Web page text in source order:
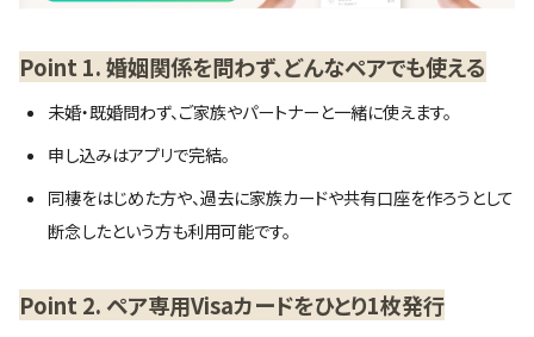
Point 1. 婚姻関係を問わず、どんなペアでも使える
未婚・既婚問わず、ご家族やパートナーと一緒に使えます。
申し込みはアプリで完結。
同棲をはじめた方や、過去に家族カードや共有口座を作ろうとして
断念したという方も利用可能です。
Point 2. ペア専用Visaカードをひとり1枚発行